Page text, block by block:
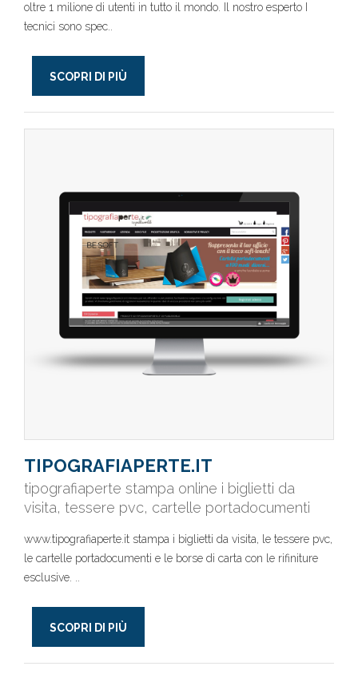
oltre 1 milione di utenti in tutto il mondo. Il nostro esperto I
tecnici sono spec..
SCOPRI DI PIÙ
TIPOGRAFIAPERTE.IT
tipografiaperte stampa online i biglietti da
visita, tessere pvc, cartelle portadocumenti
www.tipografiaperte.it stampa i biglietti da visita, le tessere pvc,
le cartelle portadocumenti e le borse di carta con le rifiniture
esclusive. ..
SCOPRI DI PIÙ